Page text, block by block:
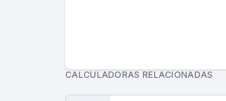
CALCULADORAS RELACIONADAS